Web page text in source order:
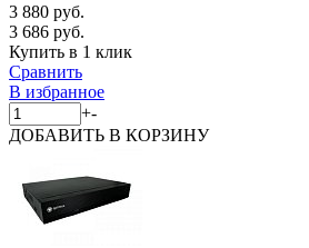
3 880 руб.
3 686 руб.
Купить в 1 клик
Сравнить
В избранное
+-
ДОБАВИТЬ В КОРЗИНУ